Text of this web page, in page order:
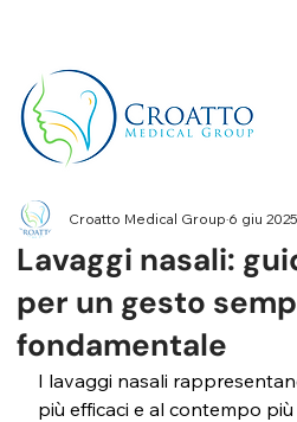
Lavaggi nasali:
per un gesto
fondamentale
Croatto Medical Group6 giu 2025
I lavaggi nasali
più efficaci e al contempo